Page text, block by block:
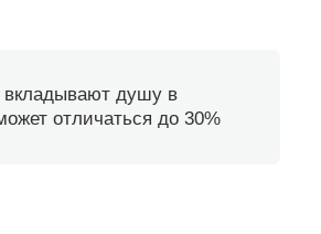
душу в
отличаться до 30%